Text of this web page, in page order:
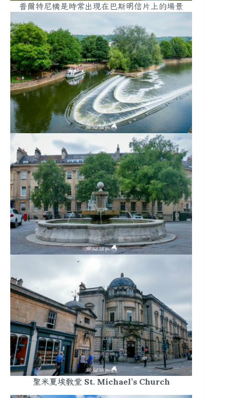
普爾特尼橋是時常出現在巴斯明信片上的場景
聖米夏埃教堂 St. Michael’s Church